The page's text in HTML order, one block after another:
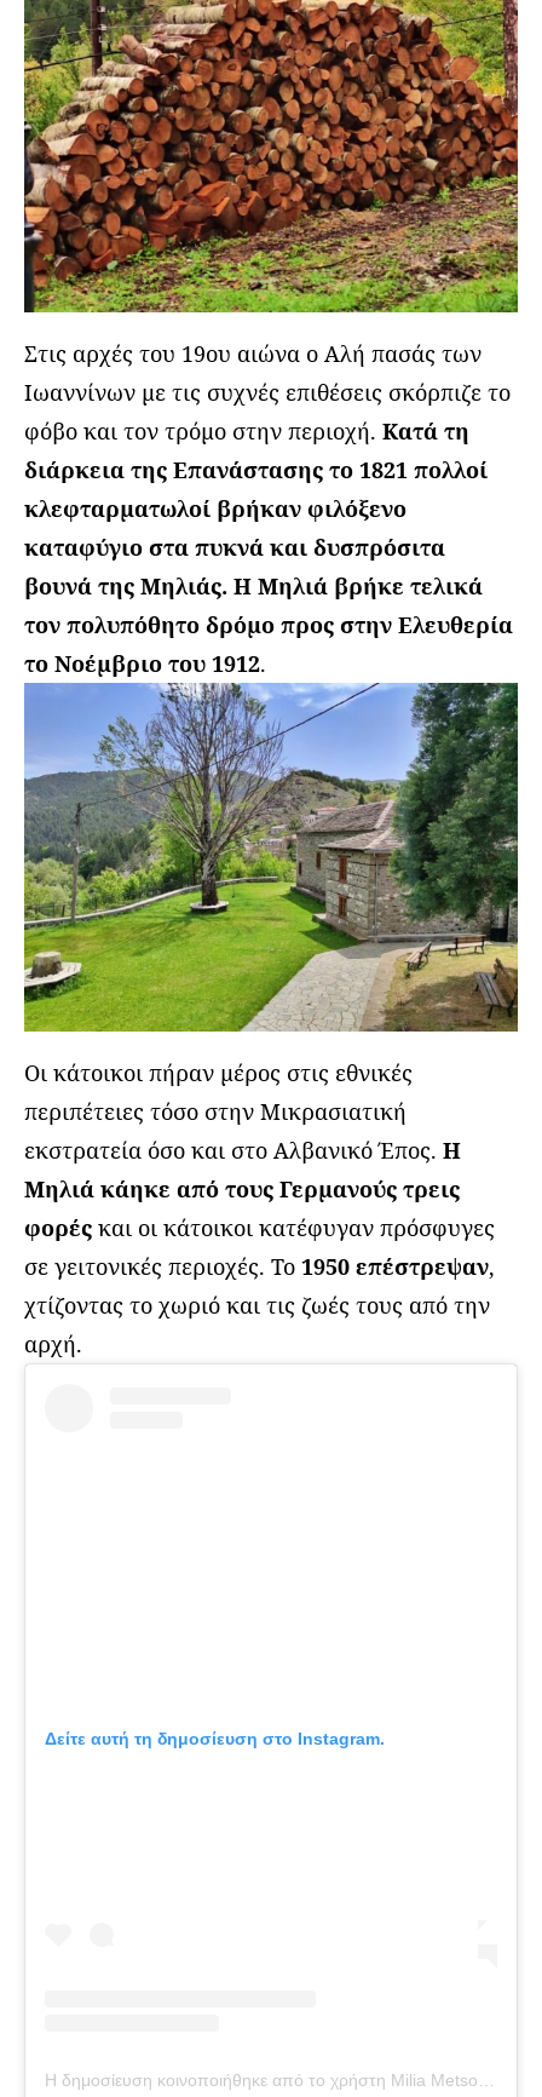
Στις αρχές του 19ου αιώνα ο Αλή πασάς των
Ιωαννίνων με τις συχνές επιθέσεις σκόρπιζε το
φόβο και τον τρόμο στην περιοχή. Κατά τη
διάρκεια της Επανάστασης το 1821 πολλοί
κλεφταρματωλοί βρήκαν φιλόξενο
καταφύγιο στα πυκνά και δυσπρόσιτα
βουνά της Μηλιάς. Η Μηλιά βρήκε τελικά
τον πολυπόθητο δρόμο προς στην Ελευθερία
το Νοέμβριο του 1912.
Οι κάτοικοι πήραν μέρος στις εθνικές
περιπέτειες τόσο στην Μικρασιατική
εκστρατεία όσο και στο Αλβανικό Έπος. Η
Μηλιά κάηκε από τους Γερμανούς τρεις
φορές και οι κάτοικοι κατέφυγαν πρόσφυγες
σε γειτονικές περιοχές. Το 1950 επέστρεψαν,
χτίζοντας το χωριό και τις ζωές τους από την
αρχή.
Δείτε αυτή τη δημοσίευση στο Instagram.
Η δημοσίευση κοινοποιήθηκε από το χρήστη Milia Metsovou Amerou??? (@milia_metsovou_amerou)